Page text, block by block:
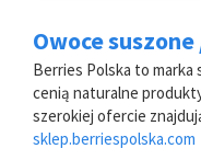
Owoce
Berries Polska to
cenią naturalne
szerokiej ofercie
sklep.berriespolska.com